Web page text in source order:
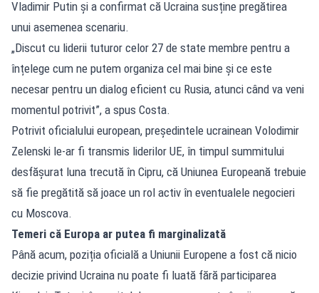
Vladimir Putin și a confirmat că Ucraina susține pregătirea
unui asemenea scenariu.
„Discut cu liderii tuturor celor 27 de state membre pentru a
înțelege cum ne putem organiza cel mai bine și ce este
necesar pentru un dialog eficient cu Rusia, atunci când va veni
momentul potrivit”, a spus Costa.
Potrivit oficialului european, președintele ucrainean Volodimir
Zelenski le-ar fi transmis liderilor UE, în timpul summitului
desfășurat luna trecută în Cipru, că Uniunea Europeană trebuie
să fie pregătită să joace un rol activ în eventualele negocieri
cu Moscova.
Temeri că Europa ar putea fi marginalizată
Până acum, poziția oficială a Uniunii Europene a fost că nicio
decizie privind Ucraina nu poate fi luată fără participarea